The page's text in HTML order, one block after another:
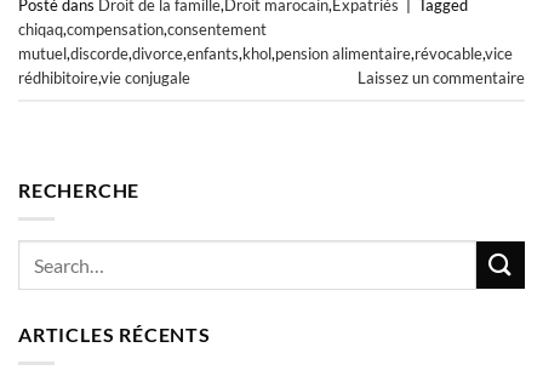
Posté dans Droit de la famille,Droit marocain,Expatriés
Tagged
chiqaq,compensation,consentement
mutuel,discorde,divorce,enfants,khol,pension alimentaire,révocable,vice
rédhibitoire,vie conjugale Laissez un commentaire
RECHERCHE
ARTICLES RÉCENTS